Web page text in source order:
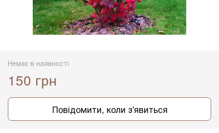
Немає в наявності
150 грн
Повідомити, коли з'явиться